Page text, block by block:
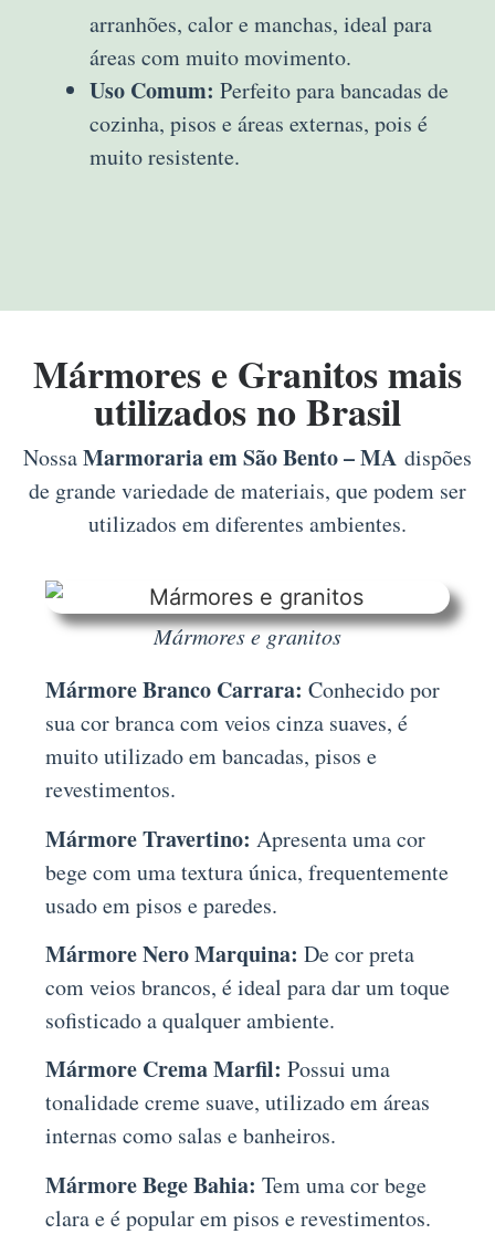
arranhões, calor e manchas, ideal para
áreas com muito movimento.
Uso Comum: Perfeito para bancadas de
cozinha, pisos e áreas externas, pois é
muito resistente.
Mármores e Granitos mais
utilizados no Brasil
NossaMarmoraria em São Bento – MA dispões
de grande variedade de materiais, que podem ser
utilizados em diferentes ambientes.
Mármores e granitos
Mármore Branco Carrara: Conhecido por
sua cor branca com veios cinza suaves, é
muito utilizado em bancadas, pisos e
revestimentos.
Mármore Travertino: Apresenta uma cor
bege com uma textura única, frequentemente
usado em pisos e paredes.
Mármore Nero Marquina: De cor preta
com veios brancos, é ideal para dar um toque
sofisticado a qualquer ambiente.
Mármore Crema Marfil: Possui uma
tonalidade creme suave, utilizado em áreas
internas como salas e banheiros.
Mármore Bege Bahia: Tem uma cor bege
clara e é popular em pisos e revestimentos.